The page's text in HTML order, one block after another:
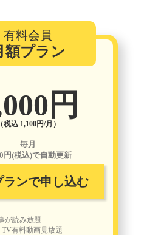
有料会員
額プラン
円
（税込 1,100円/月）
毎月
円(税込)で自動更新
ランで申し込む
が読み放題
TV有料動画見放題